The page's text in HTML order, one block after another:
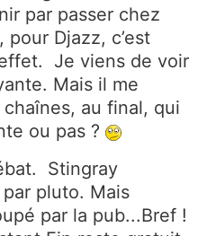
par passer chez
pour Djazz, c’est
Je viens de voir
Mais il me
au final, qui
ou pas ?
Stingray
pluto. Mais
par la pub...Bref !